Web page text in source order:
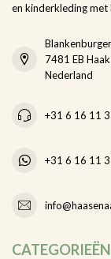
en kinderkleding
7481 EB
Nederland
+31 6 16 11
+31 6 16 11
CATEGORIEËN